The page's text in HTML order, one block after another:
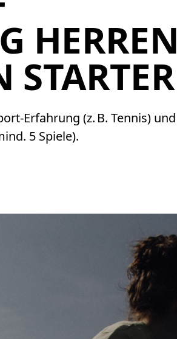
HERREN
Erfahrung (z. B. Tennis) und
5 Spiele).